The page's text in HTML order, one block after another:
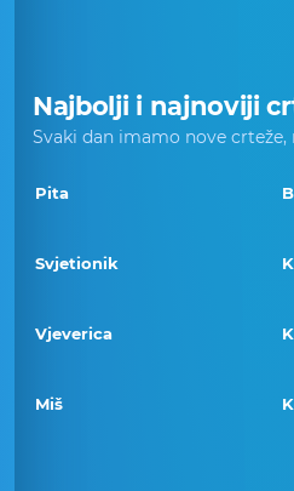
Najbolji i najnoviji
Svaki dan imamo nove
Pita
Svjetionik
Vjeverica
Miš